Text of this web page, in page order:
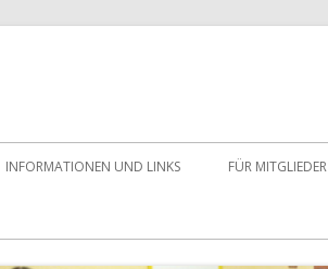
INFORMATIONEN UND LINKS FÜR MITGLIEDER